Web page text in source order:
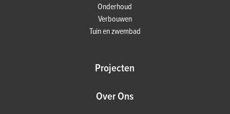
Onderhoud
Verbouwen
Tuin en zwembad
Projecten
Over Ons